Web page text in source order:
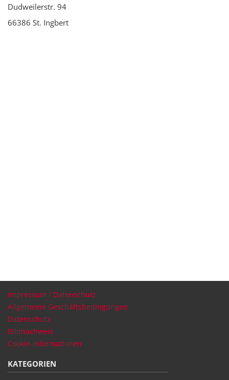
Dudweilerstr. 94
66386 St. Ingbert
Impressum / Datenschutz
Allgemeine Geschäftsbedingungen
Datenschutz
Bildnachweis
Cookie-Informationen
KATEGORIEN